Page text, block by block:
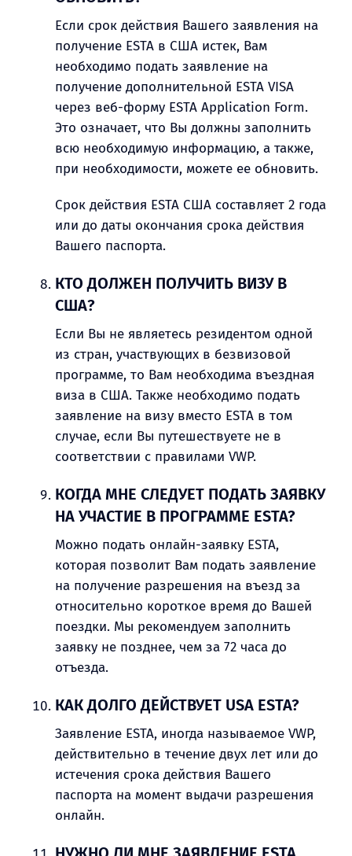
Если срок действия Вашего заявления на
получение ESTA в США истек, Вам
необходимо подать заявление на
получение дополнительной ESTA VISA
через веб-форму ESTA Application Form.
Это означает, что Вы должны заполнить
всю необходимую информацию, а также,
при необходимости, можете ее обновить.
Срок действия ESTA США составляет 2 года
или до даты окончания срока действия
Вашего паспорта.
КТО ДОЛЖЕН ПОЛУЧИТЬ ВИЗУ В
США?
Если Вы не являетесь резидентом одной
из стран, участвующих в безвизовой
программе, то Вам необходима въездная
виза в США. Также необходимо подать
заявление на визу вместо ESTA в том
случае, если Вы путешествуете не в
соответствии с правилами VWP.
КОГДА МНЕ СЛЕДУЕТ ПОДАТЬ ЗАЯВКУ
НА УЧАСТИЕ В ПРОГРАММЕ ESTA?
Можно подать онлайн-заявку ESTA,
которая позволит Вам подать заявление
на получение разрешения на въезд за
относительно короткое время до Вашей
поездки. Мы рекомендуем заполнить
заявку не позднее, чем за 72 часа до
отъезда.
КАК ДОЛГО ДЕЙСТВУЕТ USA ESTA?
Заявление ESTA, иногда называемое VWP,
действительно в течение двух лет или до
истечения срока действия Вашего
паспорта на момент выдачи разрешения
онлайн.